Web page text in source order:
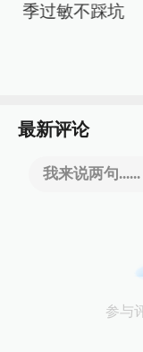
季过敏不踩坑
最新评论
我来说两句......
参与